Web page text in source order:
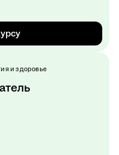
и здоровье